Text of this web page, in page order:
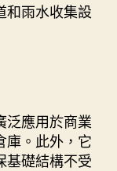
和雨水收集設
泛應用於商業
庫。此外，它
基礎結構不受